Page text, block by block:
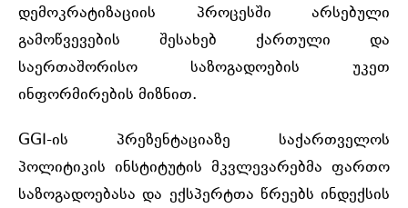
დემოკრატიზაციის პროცესში არსებული
გამოწვევების შესახებ ქართული და
საერთაშორისო საზოგადოების უკეთ
ინფორმირების მიზნით.
GGI-ის პრეზენტაციაზე საქართველოს
პოლიტიკის ინსტიტუტის მკვლევარებმა ფართო
საზოგადოებასა და ექსპერტთა წრეებს ინდექსის